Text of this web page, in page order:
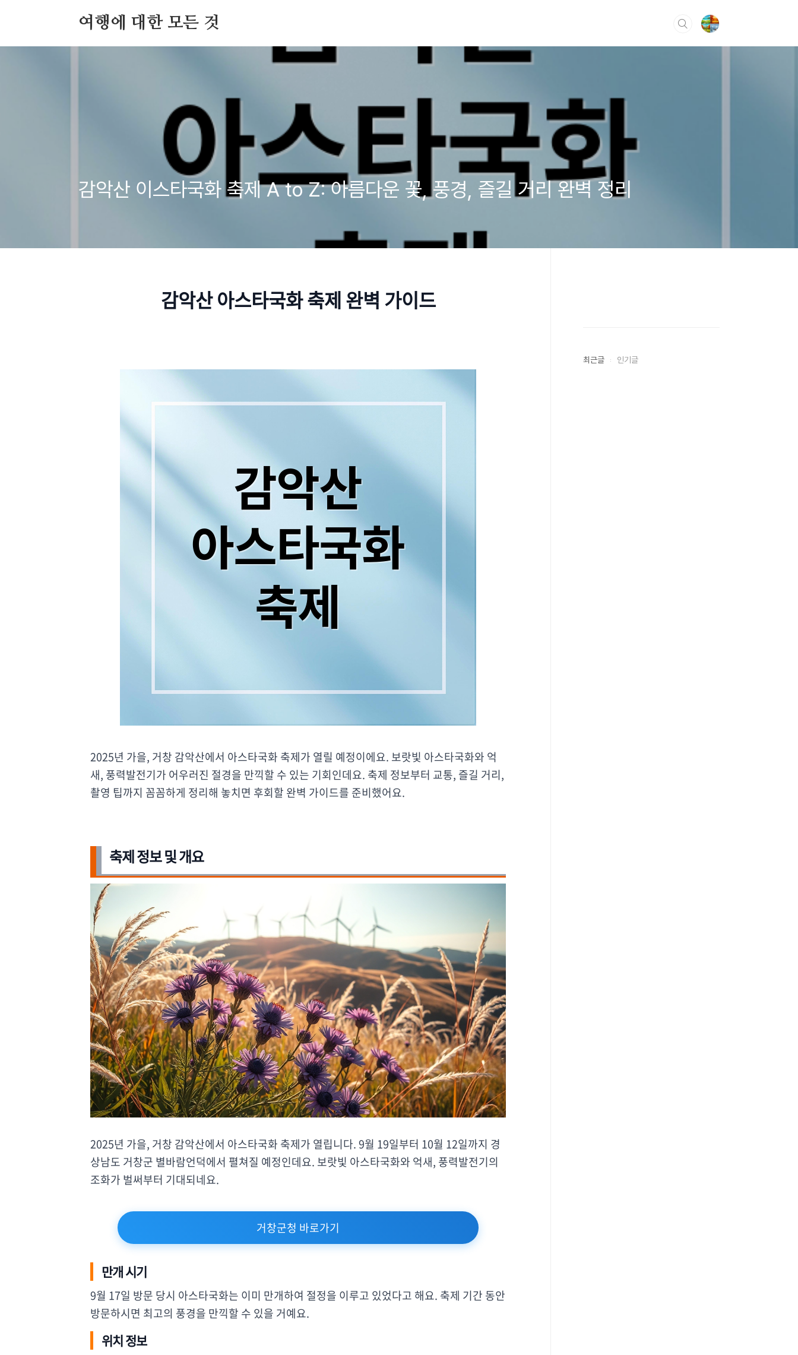
여행에 대한 모든 것
감악산 이스타국화 축제 A to Z: 아름다운 꽃, 풍경, 즐길 거리 완벽 정리
감악산 아스타국화 축제 완벽 가이드
2025년 가을, 거창 감악산에서 아스타국화 축제가 열릴 예정이에요. 보랏빛 아스타국화와 억
새, 풍력발전기가 어우러진 절경을 만끽할 수 있는 기회인데요. 축제 정보부터 교통, 즐길 거리,
촬영 팁까지 꼼꼼하게 정리해 놓치면 후회할 완벽 가이드를 준비했어요.
축제 정보 및 개요
2025년 가을, 거창 감악산에서 아스타국화 축제가 열립니다. 9월 19일부터 10월 12일까지 경
상남도 거창군 별바람언덕에서 펼쳐질 예정인데요. 보랏빛 아스타국화와 억새, 풍력발전기의
조화가 벌써부터 기대되네요.
거창군청 바로가기
만개 시기
9월 17일 방문 당시 아스타국화는 이미 만개하여 절정을 이루고 있었다고 해요. 축제 기간 동안
방문하시면 최고의 풍경을 만끽할 수 있을 거예요.
위치 정보
최근글 인기글